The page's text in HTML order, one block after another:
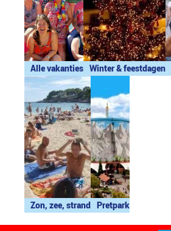
Alle vakanties Winter & feestdagen
Zon, zee, strand Pretpark